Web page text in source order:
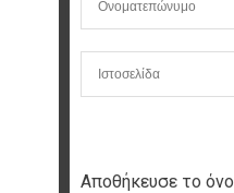
Αποθήκευσε το